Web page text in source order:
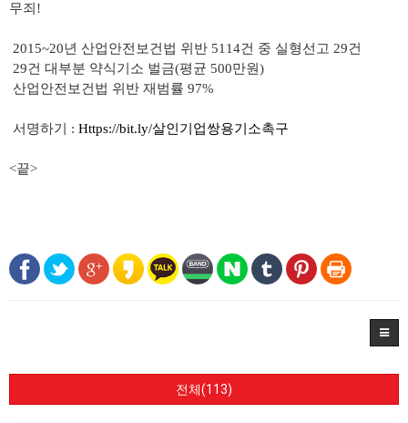
무죄!
2015~20년 산업안전보건법 위반 5114건 중 실형선고 29건
29건 대부분 약식기소 벌금(평균 500만원)
산업안전보건법 위반 재범률 97%
서명하기 : Https://bit.ly/살인기업쌍용기소촉구
<끝>
전체(113)